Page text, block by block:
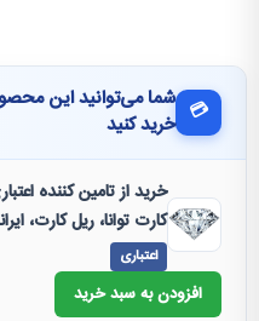
💳 شما می‌توانید این
خرید کنید
خرید از تامین کننده
کارت توانا، ریل کارت،
اعتباری
افزودن به سبد خرید